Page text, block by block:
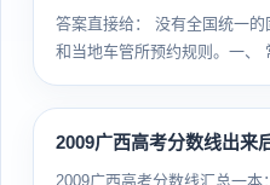
答案直接给： 没有全国统一
和当地车管所预约规则。一、
2009广西高考分数线出来
2009广西高考分数线汇总一本